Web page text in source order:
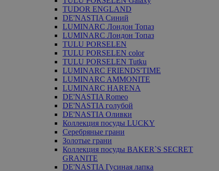
TUDOR ENGLAND
DE'NASTIA Синий
LUMINARC Лондон Топаз
LUMINARC Лондон Топаз
TULU PORSELEN
TULU PORSELEN color
TULU PORSELEN Tutku
LUMINARC FRIENDS'TIME
LUMINARC AMMONITE
LUMINARC HARENA
DE'NASTIA Romeo
DE'NASTIA голубой
DE'NASTIA Оливки
Коллекция посуды LUCKY
Серебряные грани
Золотые грани
Коллекция посуды BAKER`S SECRET
GRANITE
DE'NASTIA Гусиная лапка